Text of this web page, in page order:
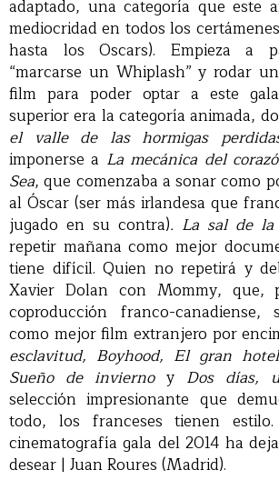
adaptado, una categoría que este
mediocridad en todos los
hasta los Oscars). Empieza a
“marcarse un Whiplash” y rodar
film para poder optar a este
superior era la categoría animada,
el valle de las hormigas
imponerse a La mecánica del
Sea, que comenzaba a sonar como
al Óscar (ser más irlandesa que
jugado en su contra). La sal de la
repetir mañana como mejor
tiene difícil. Quien no repetirá y
Xavier Dolan con Mommy, que,
coproducción franco-
como mejor film extranjero por
esclavitud, Boyhood, El gran
Sueño de inviernoy Dos días,
selección impresionante que
todo, los franceses tienen
cinematografía gala del 2014 ha
desear | Juan Roures (Madrid).